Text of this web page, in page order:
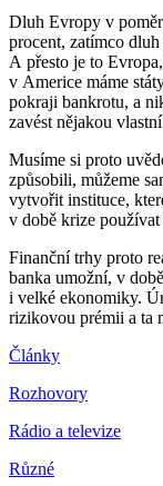
Dluh Evropy v
procent, zatímco
A přesto je to
v Americe máme
pokraji bankrotu, a
zavést nějakou
Musíme si proto
způsobili, můžeme
vytvořit instituce,
v době krize
Finanční trhy proto
banka umožní, v
i velké ekonomiky.
rizikovou prémii a ta
Články
Rozhovory
Rádio a televize
Různé